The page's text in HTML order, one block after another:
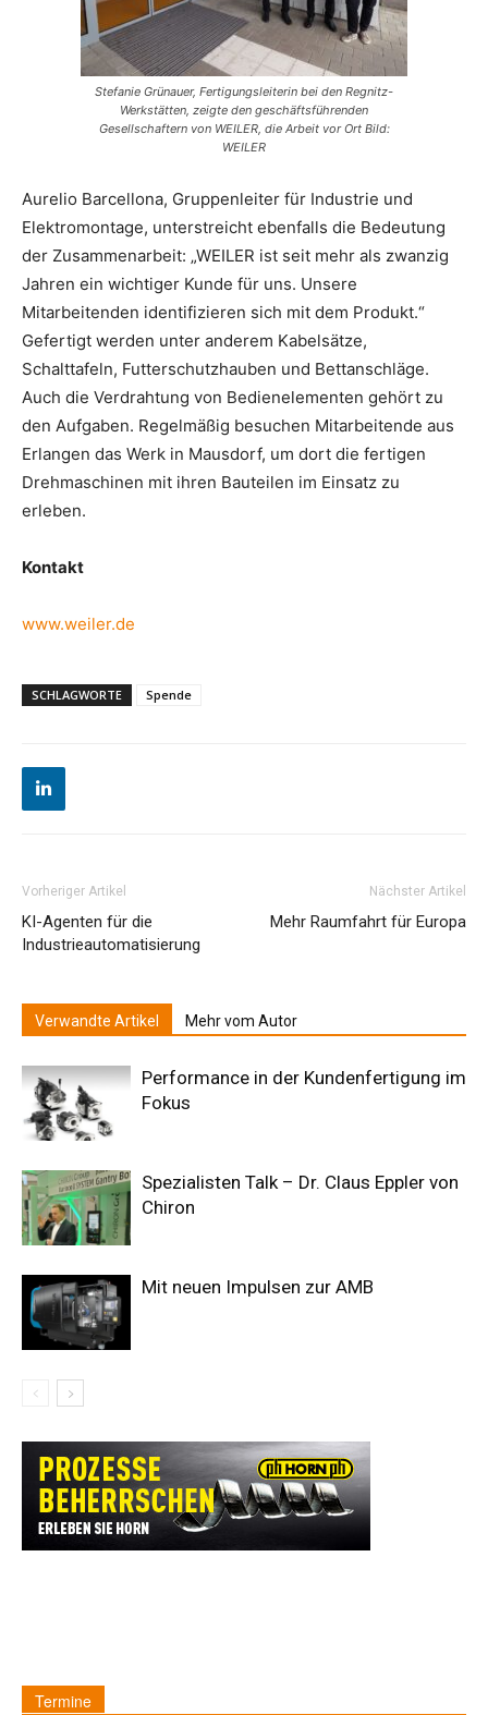
Stefanie Grünauer, Fertigungsleiterin bei den Regnitz-
Werkstätten, zeigte den geschäftsführenden
Gesellschaftern von WEILER, die Arbeit vor Ort Bild:
WEILER
Aurelio Barcellona, Gruppenleiter für Industrie und
Elektromontage, unterstreicht ebenfalls die Bedeutung
der Zusammenarbeit: „WEILER ist seit mehr als zwanzig
Jahren ein wichtiger Kunde für uns. Unsere
Mitarbeitenden identifizieren sich mit dem Produkt.“
Gefertigt werden unter anderem Kabelsätze,
Schalttafeln, Futterschutzhauben und Bettanschläge.
Auch die Verdrahtung von Bedienelementen gehört zu
den Aufgaben. Regelmäßig besuchen Mitarbeitende aus
Erlangen das Werk in Mausdorf, um dort die fertigen
Drehmaschinen mit ihren Bauteilen im Einsatz zu
erleben.
Kontakt
www.weiler.de
SCHLAGWORTE Spende
Vorheriger Artikel
KI-Agenten für die
Industrieautomatisierung
Nächster Artikel
Mehr Raumfahrt für Europa
Verwandte Artikel Mehr vom Autor
Performance in der Kundenfertigung im
Fokus
Spezialisten Talk – Dr. Claus Eppler von
Chiron
Mit neuen Impulsen zur AMB
Termine